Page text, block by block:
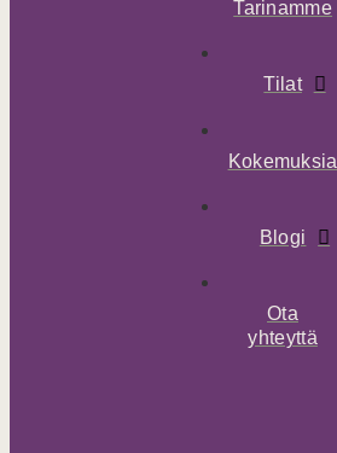
Tarinamme
Tilat
Kokemuksia
Blogi
Ota
yhteyttä